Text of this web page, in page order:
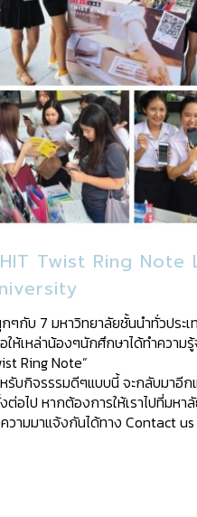
Twist Ring Note
ๆกับ 7 มหาวิทยาลัยชั้นนำทั่วประ
ให้เหล่าน้องๆนักศึกษาได้ทำความ
Ring Note”
รับกิจรรรมดีๆแบบนี้ จะกลับมาอีก
ต่อไป หากต้องการให้เราไปที่มหา
วามมาแจ้งกันได้ทาง Contact us